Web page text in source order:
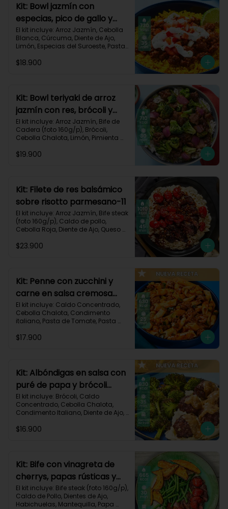
Kit: Bowl jazmín con
especias, pico de gallo y
crema de limón-82
El kit incluye: Arroz Jazmín, Cebolla
Blanca, Cúrcuma, Diente de Ajo,
Limón, Especias del Suroeste, Pasta
Sour Cream, Tomate, Receta
Grasas 32g | Proteínas 28g
$18.900
Kit: Bowl teriyaki de arroz
jazmín con res, brócoli y
cebolla-114
El kit incluye: Arroz Jazmín, Bife de
Cadera (foto 160g/p), Brócoli,
Cebolla Chalota, Limón, Pimienta
Impresa.
$19.900
Kit: Filete de res balsámico
sobre risotto parmesano-11
El kit incluye: Arroz Jazmín, Bife steak
(foto 160g/p), Caldo de pollo,
Cebolla Roja, Diente de Ajo, Queso
Tipo Cherry, Vinagre Balsámico y
$23.900
Kit: Penne con zucchini y
carne en salsa cremosa
italiana-146
El kit incluye: Caldo Concentrado,
Cebolla Chalota, Condimento
italiano, Pasta de Tomate, Pasta
Zucchini Verde, Receta Impresa.
$17.900
Kit: Albóndigas en salsa con
puré de papa y brócoli
asado-137
El kit incluye: Brócoli, Caldo
Concentrado, Cebolla Chalota,
Condimento Italiano, Diente de Ajo,
Molida (150g/p), Salsa de Soya,
$16.900
Kit: Bife con vinagreta de
cherrys, papas rústicas y
habichuelas-61
El kit incluye: Bife steak (foto 160g/p),
Caldo de Pollo, Dientes de Ajo,
Habichuelas, Mantequilla, Papa